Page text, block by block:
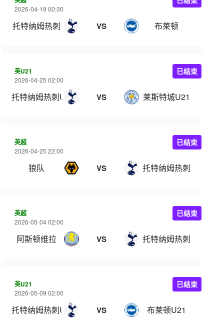
2026-04-19 00:30
托特纳姆热刺 VS 布莱顿
英U21
2026-04-25 02:00
托特纳姆热刺U21 VS 莱斯特城U21
已结束
英超
2026-04-25 22:00
狼队 VS 托特纳姆热刺
已结束
英超
2026-05-04 02:00
阿斯顿维拉 VS 托特纳姆热刺
已结束
英U21
2026-05-09 02:00
托特纳姆热刺U21 VS 布莱顿U21
已结束